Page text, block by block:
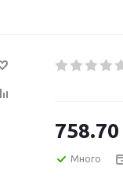
758.70
Много